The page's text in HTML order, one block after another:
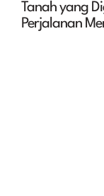
Tanah yang
Perjalanan